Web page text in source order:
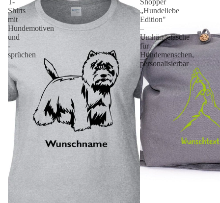
T-
Shirts
mit
Hundemotiven
und
-
sprüchen
Shopper
„Hundeliebe
Edition"
–
Umhängetasche
für
Hundemenschen,
personalisierbar